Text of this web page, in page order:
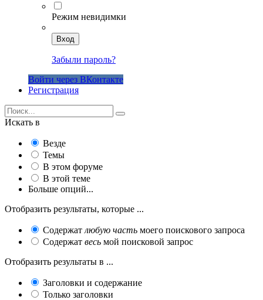
Режим невидимки
Вход
Забыли пароль?
Войти через ВКонтакте
Регистрация
Искать в
Везде
Темы
В этом форуме
В этой теме
Больше опций...
Отобразить результаты, которые ...
Содержат любую часть моего поискового запроса
Содержат весь мой поисковой запрос
Отобразить результаты в ...
Заголовки и содержание
Только заголовки